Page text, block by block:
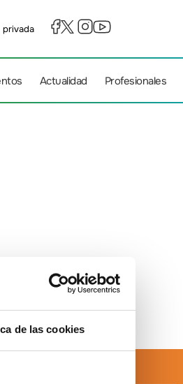
de las cookies
privada
Actualidad Profesionales